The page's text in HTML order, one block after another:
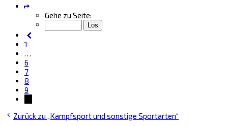
Seite
von
10
Gehe zu Seite:
1
…
6
7
8
9
Zurück zu „Kampfsport und sonstige Sportarten“